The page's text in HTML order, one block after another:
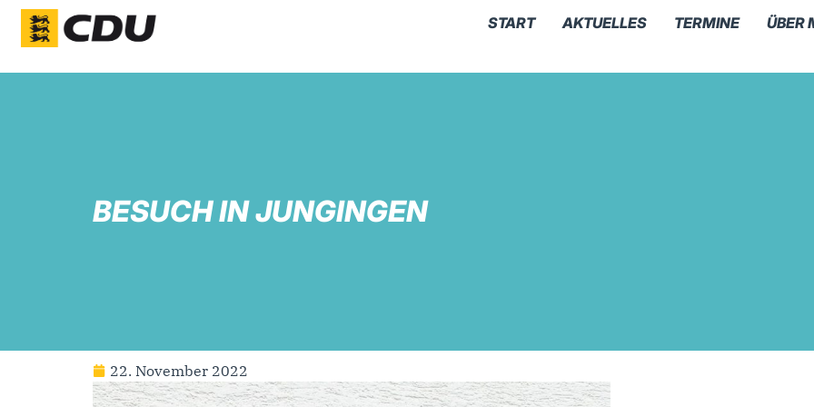
START AKTUELLES TERMINE ÜBER
BESUCH IN JUNGINGEN
22. November 2022